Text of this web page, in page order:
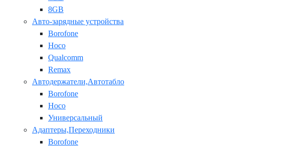
8GB
Авто-зарядные устройства
Borofone
Hoco
Qualcomm
Remax
Автодержатели,Автотабло
Borofone
Hoco
Универсальный
Адаптеры,Переходники
Borofone